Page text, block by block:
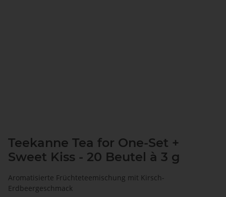
Teekanne Tea for One-Set +
Sweet Kiss - 20 Beutel à 3 g
Aromatisierte Früchteteemischung mit Kirsch-
Erdbeergeschmack